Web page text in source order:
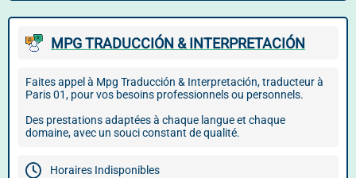
MPG TRADUCCIÓN & INTERPRETACIÓN
Faites appel à Mpg Traducción & Interpretación, traducteur à
Paris 01, pour vos besoins professionnels ou personnels.
Des prestations adaptées à chaque langue et chaque
domaine, avec un souci constant de qualité.
Horaires Indisponibles